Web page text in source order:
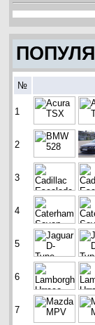
№
1
2
3
4
5
6
7